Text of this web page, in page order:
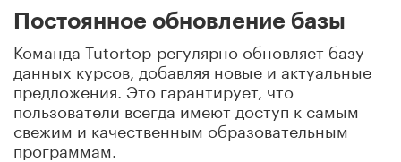
Постоянное обновление базы
Команда Tutortop регулярно обновляет базу
данных курсов, добавляя новые и актуальные
предложения. Это гарантирует, что
пользователи всегда имеют доступ к самым
свежим и качественным образовательным
программам.